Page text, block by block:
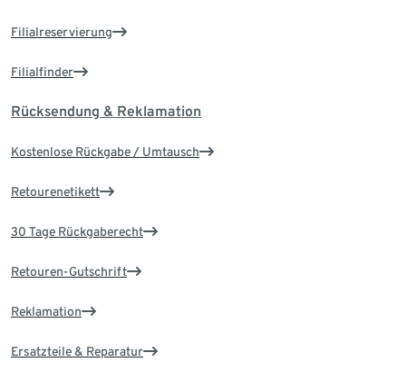
Filialreservierung
Filialfinder
Rücksendung & Reklamation
Kostenlose Rückgabe / Umtausch
Retourenetikett
30 Tage Rückgaberecht
Retouren-Gutschrift
Reklamation
Ersatzteile & Reparatur